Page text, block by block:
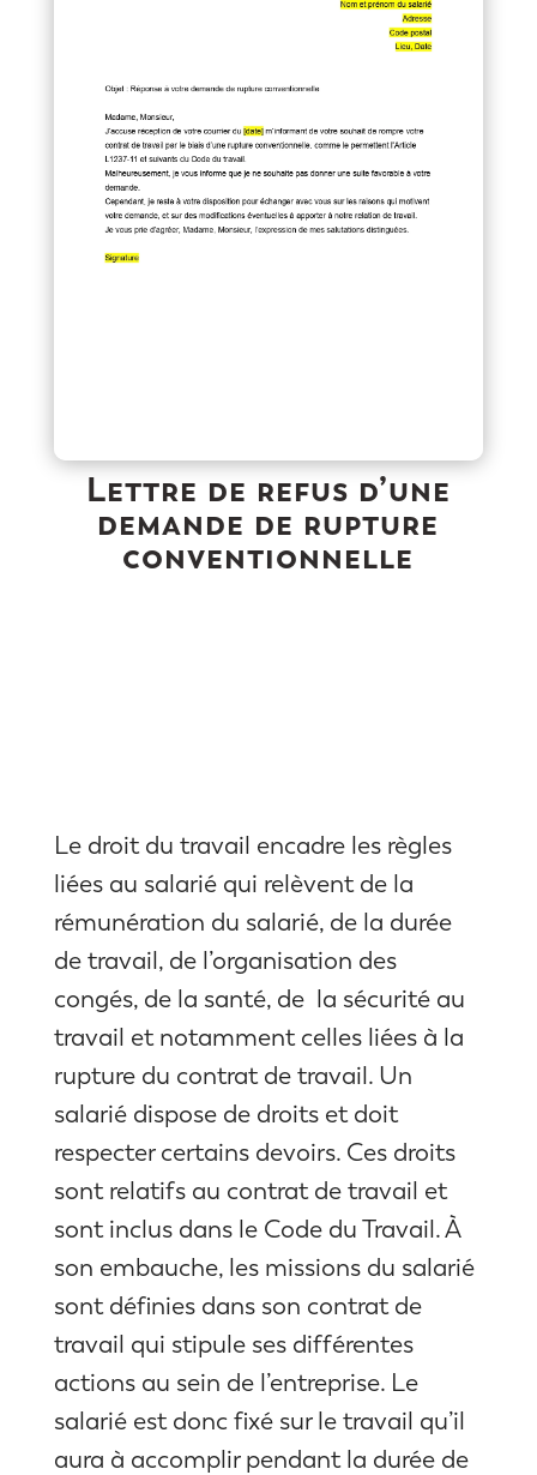
Lettre de refus d’une
demande de rupture
conventionnelle
Le droit du travail encadre les règles
liées au salarié qui relèvent de la
rémunération du salarié, de la durée
de travail, de l’organisation des
congés, de la santé, de la sécurité au
travail et notamment celles liées à la
rupture du contrat de travail. Un
salarié dispose de droits et doit
respecter certains devoirs. Ces droits
sont relatifs au contrat de travail et
sont inclus dans le Code du Travail. À
son embauche, les missions du salarié
sont définies dans son contrat de
travail qui stipule ses différentes
actions au sein de l’entreprise. Le
salarié est donc fixé sur le travail qu’il
aura à accomplir pendant la durée de